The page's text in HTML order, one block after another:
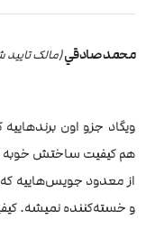
محمد صادقي(مالک
ویگاد جزو اون
هم کیفیت ساختش
از معدود جویس‌هاییه
و خسته‌کننده نمیشه.